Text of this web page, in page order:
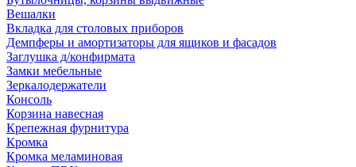
Вешалки
Вкладка для столовых приборов
Демпферы и амортизаторы для ящиков и фасадов
Заглушка д/конфирмата
Замки мебельные
Зеркалодержатели
Консоль
Корзина навесная
Крепежная фурнитура
Кромка
Кромка меламиновая